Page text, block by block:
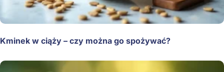
Kminek w ciąży – czy można go spożywać?